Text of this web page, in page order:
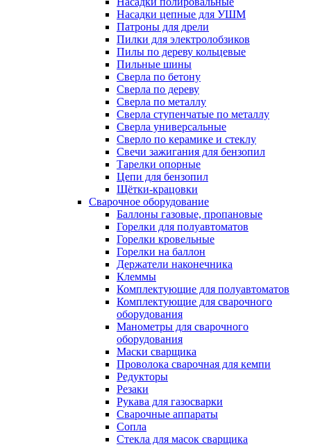
Насадки цепные для УШМ
Патроны для дрели
Пилки для электролобзиков
Пилы по дереву кольцевые
Пильные шины
Сверла по бетону
Сверла по дереву
Сверла по металлу
Сверла ступенчатые по металлу
Сверла универсальные
Сверло по керамике и стеклу
Свечи зажигания для бензопил
Тарелки опорные
Цепи для бензопил
Щётки-крацовки
Сварочное оборудование
Баллоны газовые, пропановые
Горелки для полуавтоматов
Горелки кровельные
Горелки на баллон
Держатели наконечника
Клеммы
Комплектующие для полуавтоматов
Комплектующие для сварочного
оборудования
Манометры для сварочного
оборудования
Маски сварщика
Проволока сварочная для кемпи
Редукторы
Резаки
Рукава для газосварки
Сварочные аппараты
Сопла
Стекла для масок сварщика